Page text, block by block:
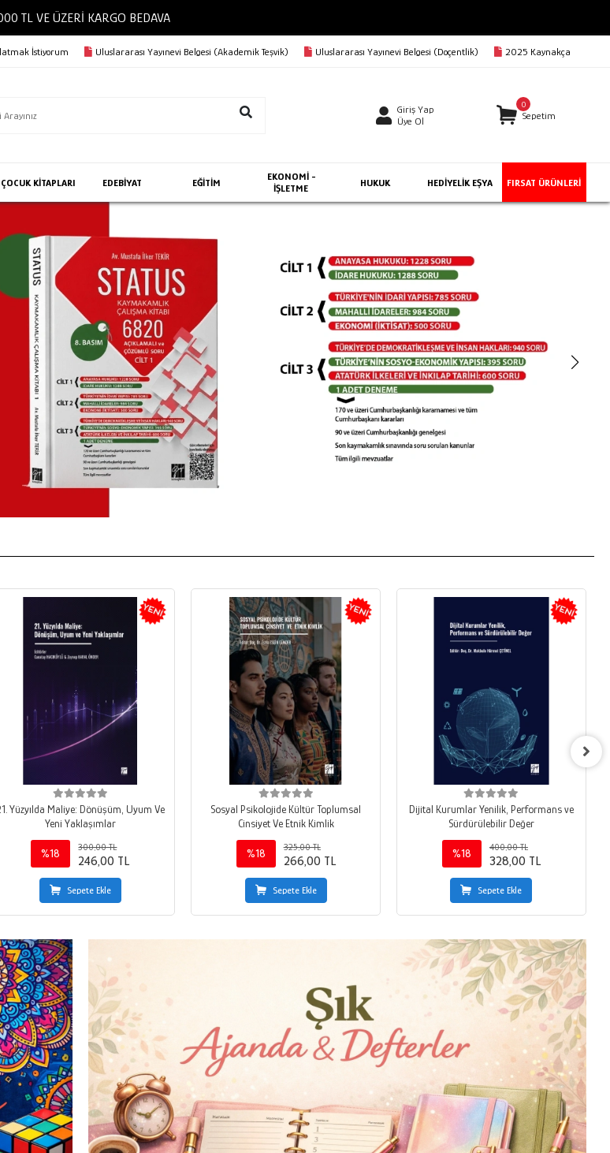
TL VE ÜZERİ KARGO BEDAVA
İstiyorum Uluslararası Yayınevi Belgesi (Akademik Teşvik) Uluslararası Yayınevi Belgesi (Doçentlik) 2025 Kaynakça
Giriş Yap
Üye Ol
0
Sepetim
ÇOCUK KİTAPLARI EDEBİYAT EĞİTİM
EKONOMİ -
İŞLETME
HUKUK HEDİYELİK EŞYA FIRSAT ÜRÜNLERİ
Yüzyılda Maliye: Dönüşüm, Uyum Ve
Yeni Yaklaşımlar
%18
300,00 TL
246,00 TL
Sepete Ekle
Sosyal Psikolojide Kültür Toplumsal
Cinsiyet Ve Etnik Kimlik
%18
325,00 TL
266,00 TL
Sepete Ekle
Dijital Kurumlar Yenilik, Performans ve
Sürdürülebilir Değer
%18
400,00 TL
328,00 TL
Sepete Ekle